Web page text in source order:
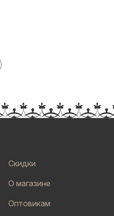
Скидки
О магазине
Оптовикам